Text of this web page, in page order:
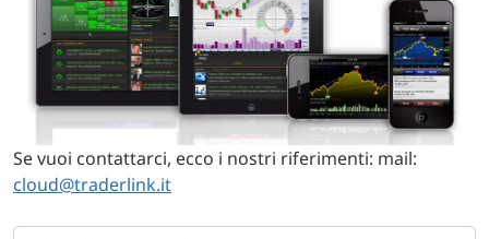
Se vuoi contattarci, ecco i nostri riferimenti: mail:
cloud@traderlink.it